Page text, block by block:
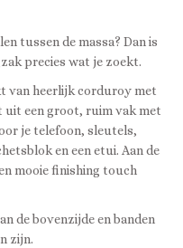
tussen de massa? Dan is
precies wat je zoekt.
van heerlijk corduroy met
uit een groot, ruim vak met
je telefoon, sleutels,
en een etui. Aan de
mooie finishing touch
de bovenzijde en banden
zijn.